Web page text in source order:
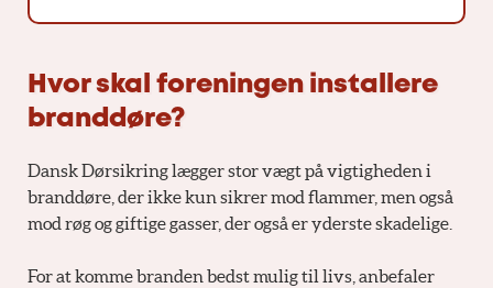
Hvor skal foreningen installere
branddøre?
Dansk Dørsikring lægger stor vægt på vigtigheden i
branddøre, der ikke kun sikrer mod flammer, men også
mod røg og giftige gasser, der også er yderste skadelige.
For at komme branden bedst mulig til livs, anbefaler